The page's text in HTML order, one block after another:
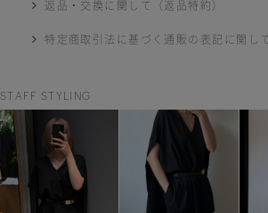
返品・交換に関して（返品特約）
特定商取引法に基づく通販の表記に関して
STAFF STYLING